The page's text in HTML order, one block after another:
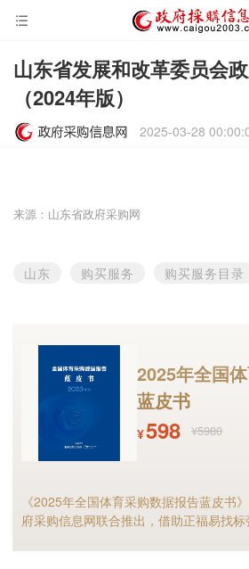
山东省发展和改革委员会
（2024年版）
2025-03-28
来源：山东省政府采购网
山东 购买服务 购买服务目录
2025年全国
蓝皮书
¥598 ¥5980
《2025年全国体育采购数据报告蓝皮书
府采购信息网联合推出，借助正福易找